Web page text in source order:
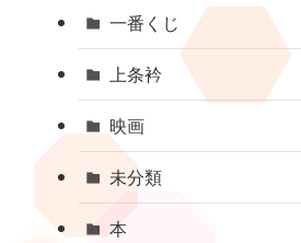
一番くじ
上条衿
映画
未分類
本